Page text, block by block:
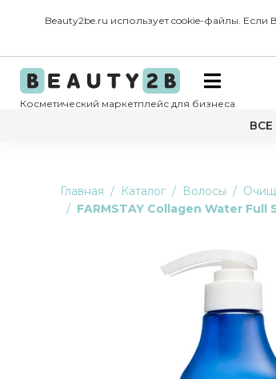
Beauty2be.ru использует cookie-файлы.
Косметический маркетплейс для бизнеса
Главная Каталог Волосы
FARMSTAY Collagen Water